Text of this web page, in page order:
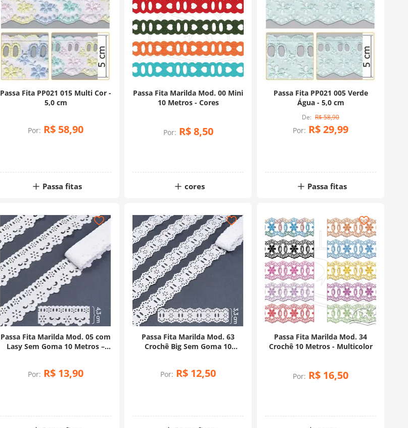
Passa Fita PP021 015 Multi Cor -
5,0 cm
Por: R$ 58,90
Passa fitas
Passa Fita Marilda Mod. 00 Mini
10 Metros - Cores
Por: R$ 8,50
cores
Passa Fita PP021 005 Verde
Água - 5,0 cm
R$58,90
Por: R$29,99
Passa fitas
Passa Fita Marilda Mod. 05 com
Lasy Sem Goma 10 Metros –
Por: R$ 13,90
Passa Fita Marilda Mod. 63
Crochê Big Sem Goma 10
Por: R$ 12,50
Passa Fita Marilda Mod. 34
Crochê 10 Metros - Multicolor
Por: R$ 16,50